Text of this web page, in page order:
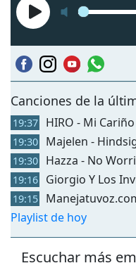
Canciones de la
19:37 HIRO - Mi Cariño
19:30 Majelen -
19:30 Hazza - No
19:16 Giorgio Y Los
19:15
Playlist de hoy
Escuchar más